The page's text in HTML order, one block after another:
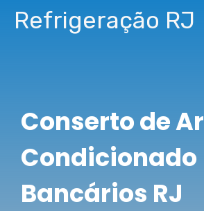
Pular
paraRefrigeração RJ
Conserto de Ar
Condicionado
Bancários RJ